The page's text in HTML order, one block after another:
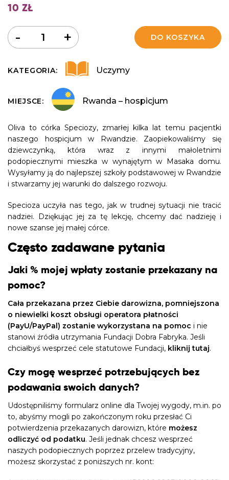
10 ZŁ
Ilość +
- DO KOSZYKA
KATEGORIA: Uczymy
MIEJSCE: Rwanda – hospicjum
Oliva to córka Speciozy, zmarłej kilka lat temu pacjentki
naszego hospicjum w Rwandzie. Zaopiekowaliśmy się
dziewczynką, która wraz z innymi małoletnimi
podopiecznymi mieszka w wynajętym w Masaka domu.
Wysyłamy ją do najlepszej szkoły podstawowej w Rwandzie
i stwarzamy jej warunki do dalszego rozwoju.
Specioza uczyła nas tego, jak w trudnej sytuacji nie tracić
nadziei. Dziękując jej za tę lekcję, chcemy dać nadzieję i
nowe szanse jej małej córce.
Często zadawane pytania
Jaki % mojej wpłaty zostanie przekazany na
pomoc?
Cała przekazana przez Ciebie darowizna, pomniejszona
o niewielki koszt obsługi operatora płatności
(PayU/PayPal) zostanie wykorzystana na pomoc i nie
stanowi źródła utrzymania Fundacji Dobra Fabryka. Jeśli
chciałbyś wesprzeć cele statutowe Fundacji, kliknij tutaj.
Czy mogę wesprzeć potrzebujących bez
podawania swoich danych?
Udostępniliśmy formularz online dla Twojej wygody, m.in. po
to, abyśmy mogli po zakończonym roku przesłać Ci
potwierdzenia przekazanych darowizn, które możesz
odliczyć od podatku. Jeśli jednak chcesz wesprzeć
naszych podopiecznych poprzez przelew tradycyjny,
możesz skorzystać z poniższych nr. kont: